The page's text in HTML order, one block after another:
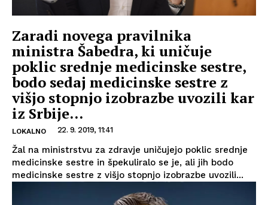
Zaradi novega pravilnika
ministra Šabedra, ki uničuje
poklic srednje medicinske sestre,
bodo sedaj medicinske sestre z
višjo stopnjo izobrazbe uvozili kar
iz Srbije...
LOKALNO 22. 9. 2019, 11:41
Žal na ministrstvu za zdravje uničujejo poklic srednje
medicinske sestre in špekuliralo se je, ali jih bodo
medicinske sestre z višjo stopnjo izobrazbe uvozili...